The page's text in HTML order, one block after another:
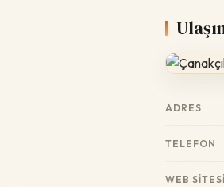
ADRES
TELEFON
WEB SITESI